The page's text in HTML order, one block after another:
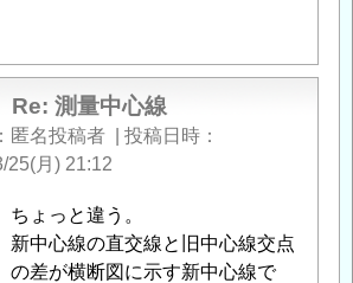
Re: 測量中心線
匿名投稿者
投稿日時
25(月) 21:12
ちょっと違う。
新中心線の直交線と旧中心線交点
の差が横断図に示す新中心線で